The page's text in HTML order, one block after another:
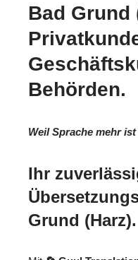
Bad Grund
Behörden.
Weil Sprache mehr ist
Ihr
Grund (Harz).